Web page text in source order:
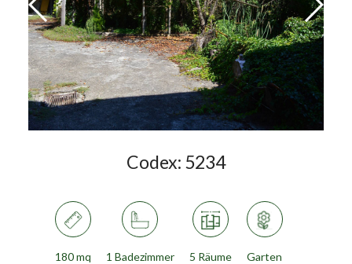
Codex: 5234
180 mq 1 Badezimmer 5 Räume Garten